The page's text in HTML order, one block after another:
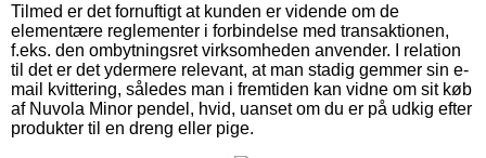
Tilmed er det fornuftigt at kunden er vidende om de
elementære reglementer i forbindelse med transaktionen,
f.eks. den ombytningsret virksomheden anvender. I relation
til det er det ydermere relevant, at man stadig gemmer sin e-
mail kvittering, således man i fremtiden kan vidne om sit køb
af Nuvola Minor pendel, hvid, uanset om du er på udkig efter
produkter til en dreng eller pige.